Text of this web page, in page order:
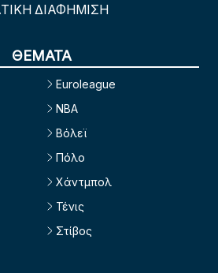
ΔΙΑΦΗΜΙΣΗ
ΘΕΜΑΤΑ
Euroleague
NBA
Βόλεϊ
Πόλο
Χάντμπολ
Τένις
Στίβος